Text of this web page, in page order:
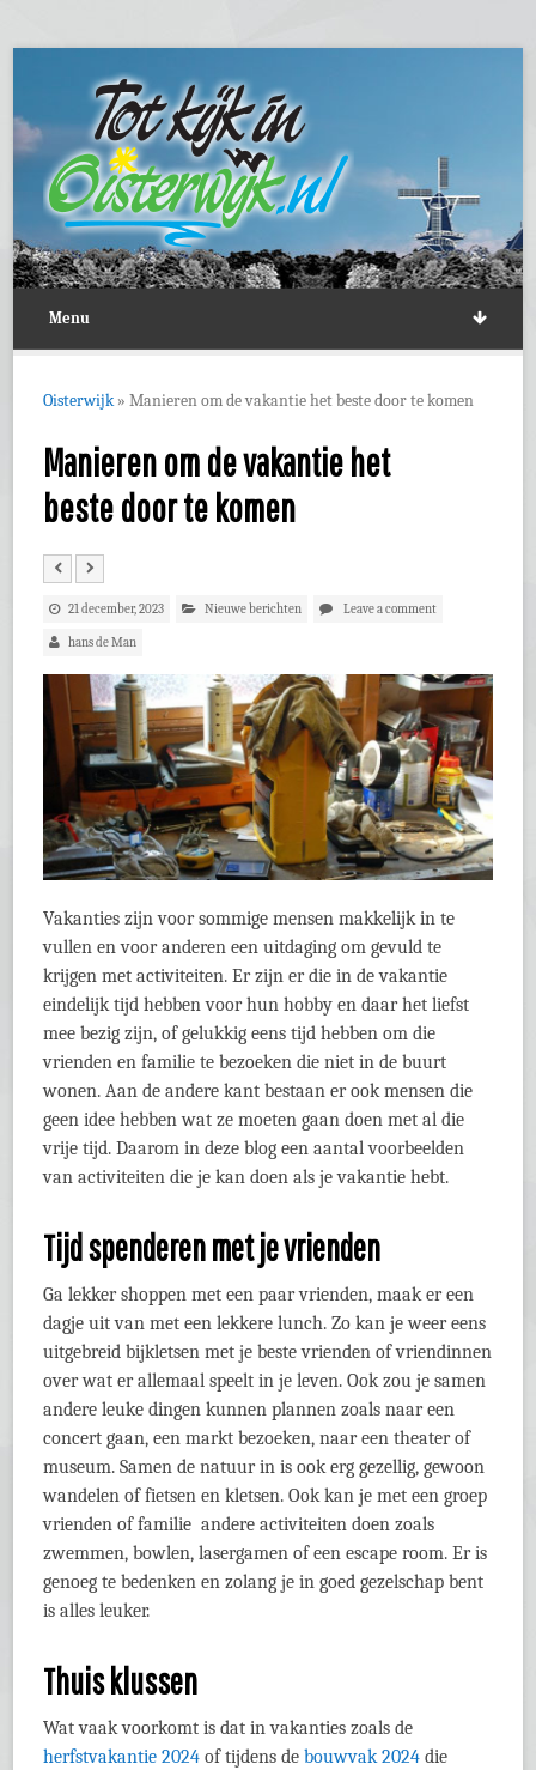
Menu
Oisterwijk»Manieren om de vakantie het beste door te komen
Manieren om de vakantie het
beste door te komen
21 december, 2023 Nieuwe berichten Leave a comment
hans de Man
Vakanties zijn voor sommige mensen makkelijk in te
vullen en voor anderen een uitdaging om gevuld te
krijgen met activiteiten. Er zijn er die in de vakantie
eindelijk tijd hebben voor hun hobby en daar het liefst
mee bezig zijn, of gelukkig eens tijd hebben om die
vrienden en familie te bezoeken die niet in de buurt
wonen. Aan de andere kant bestaan er ook mensen die
geen idee hebben wat ze moeten gaan doen met al die
vrije tijd. Daarom in deze blog een aantal voorbeelden
van activiteiten die je kan doen als je vakantie hebt.
Tijd spenderen met je vrienden
Ga lekker shoppen met een paar vrienden, maak er een
dagje uit van met een lekkere lunch. Zo kan je weer eens
uitgebreid bijkletsen met je beste vrienden of vriendinnen
over wat er allemaal speelt in je leven. Ook zou je samen
andere leuke dingen kunnen plannen zoals naar een
concert gaan, een markt bezoeken, naar een theater of
museum. Samen de natuur in is ook erg gezellig, gewoon
wandelen of fietsen en kletsen. Ook kan je met een groep
vrienden of familie andere activiteiten doen zoals
zwemmen, bowlen, lasergamen of een escape room. Er is
genoeg te bedenken en zolang je in goed gezelschap bent
is alles leuker.
Thuis klussen
Wat vaak voorkomt is dat in vakanties zoals de
herfstvakantie 2024 of tijdens debouwvak 2024 die